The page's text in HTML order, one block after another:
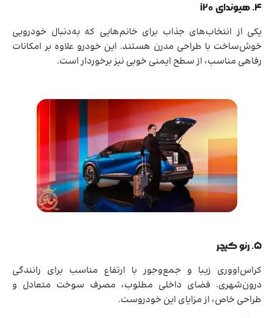
۴. هیوندای i20
یکی از انتخاب‌های جذاب برای خانم‌هایی که به‌دنبال خودرویی
خوش‌ساخت با طراحی مدرن هستند. این خودرو علاوه بر امکانات
رفاهی مناسب، از سطح ایمنی خوبی نیز برخوردار است.
۵. رنو کپچر
کراس‌اووری زیبا و جمع‌وجور با ارتفاع مناسب برای رانندگی
درون‌شهری. فضای داخلی مطلوب، مصرف سوخت متعادل و
طراحی خاص، از مزایای این خودروست.